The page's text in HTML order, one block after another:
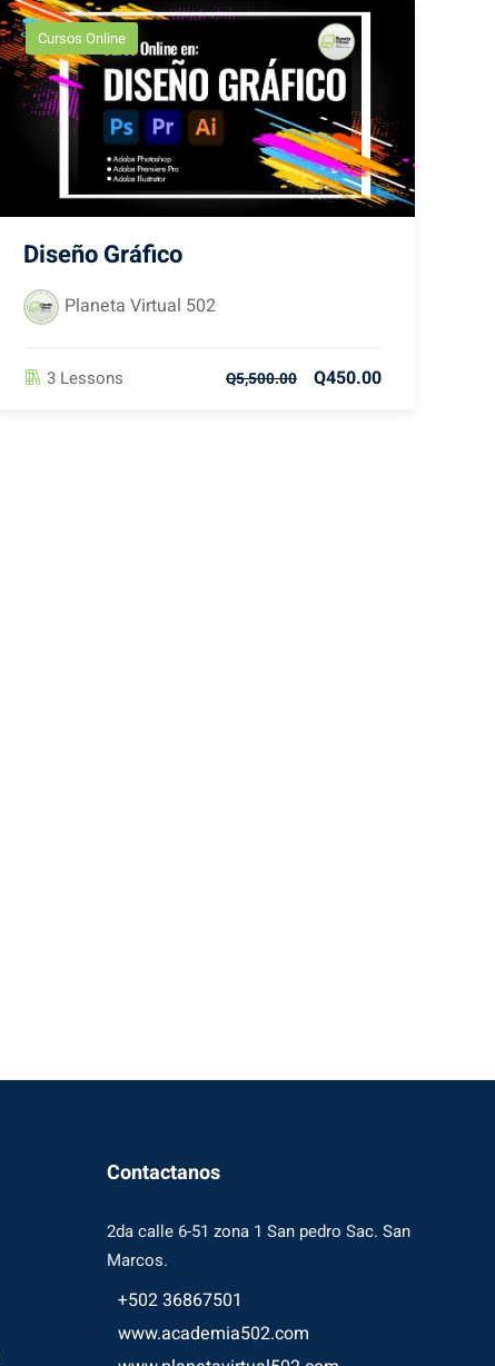
Cursos Online
Diseño Gráfico
Planeta Virtual 502
3 Lessons Q5,500.00 Q450.00
Contactanos
2da calle 6-51 zona 1 San pedro Sac. San
Marcos.
+502 36867501
www.academia502.com